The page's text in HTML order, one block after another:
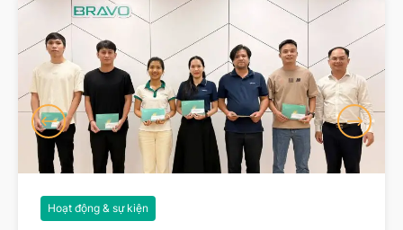
Hoạt động & sự kiện